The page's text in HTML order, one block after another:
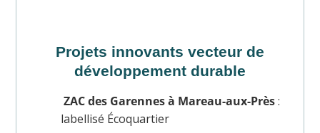
Projets innovants vecteur de
développement durable
ZAC des Garennes à Mareau-aux-Près:
labellisé Écoquartier